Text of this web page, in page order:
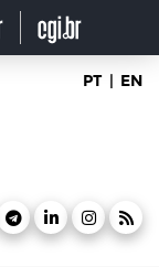
PT | EN